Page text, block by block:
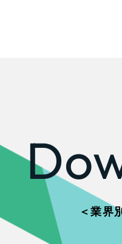
＜業界